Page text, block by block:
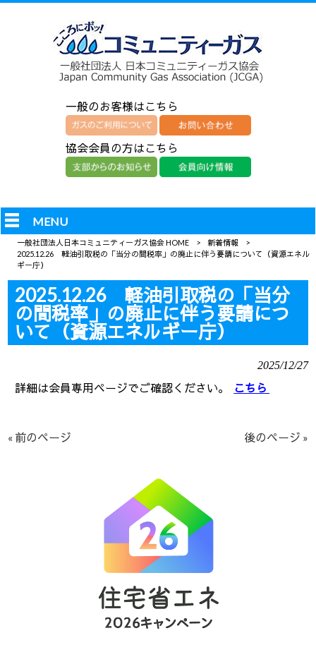
一般のお客様はこちら
協会会員の方はこちら
MENU
一般社団法人日本コミュニティーガス協会 HOME > 新着情報
>
2025.12.26 軽油引取税の「当分の間税率」の廃止に伴う要請について（資源エネル
ギー庁）
2025.12.26 軽油引取税の「当分
の間税率」の廃止に伴う要請につ
いて（資源エネルギー庁）
2025/12/27
詳細は会員専用ページでご確認ください。 こちら
« 前のページ 後のページ »